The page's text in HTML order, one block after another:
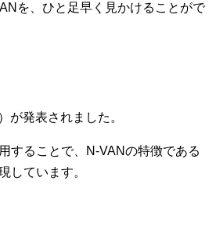
を、ひと足早く見かけることがで
が発表されました。
することで、N-VANの特徴である
しています。